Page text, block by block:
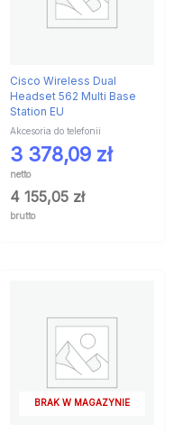
Cisco Wireless Dual
Headset 562 Multi Base
Station EU
Akcesoria do telefonii
3 378,09 zł
netto
4 155,05 zł
brutto
BRAK W MAGAZYNIE